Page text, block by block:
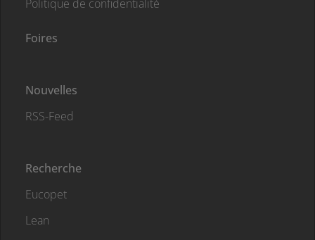
Politique de confidentialité
Foires
Nouvelles
RSS-Feed
Recherche
Eucopet
Lean